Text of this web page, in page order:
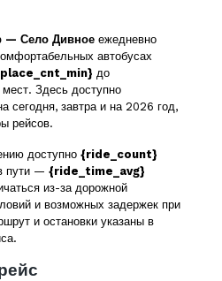
— Село Дивное ежедневно
автобусах
до
мест. Здесь доступно
сегодня, завтра и на 2026 год,
рейсов.
доступно {ride_count}
пути — {ride_time_avg}
из-за дорожной
и возможных задержек при
и остановки указаны в